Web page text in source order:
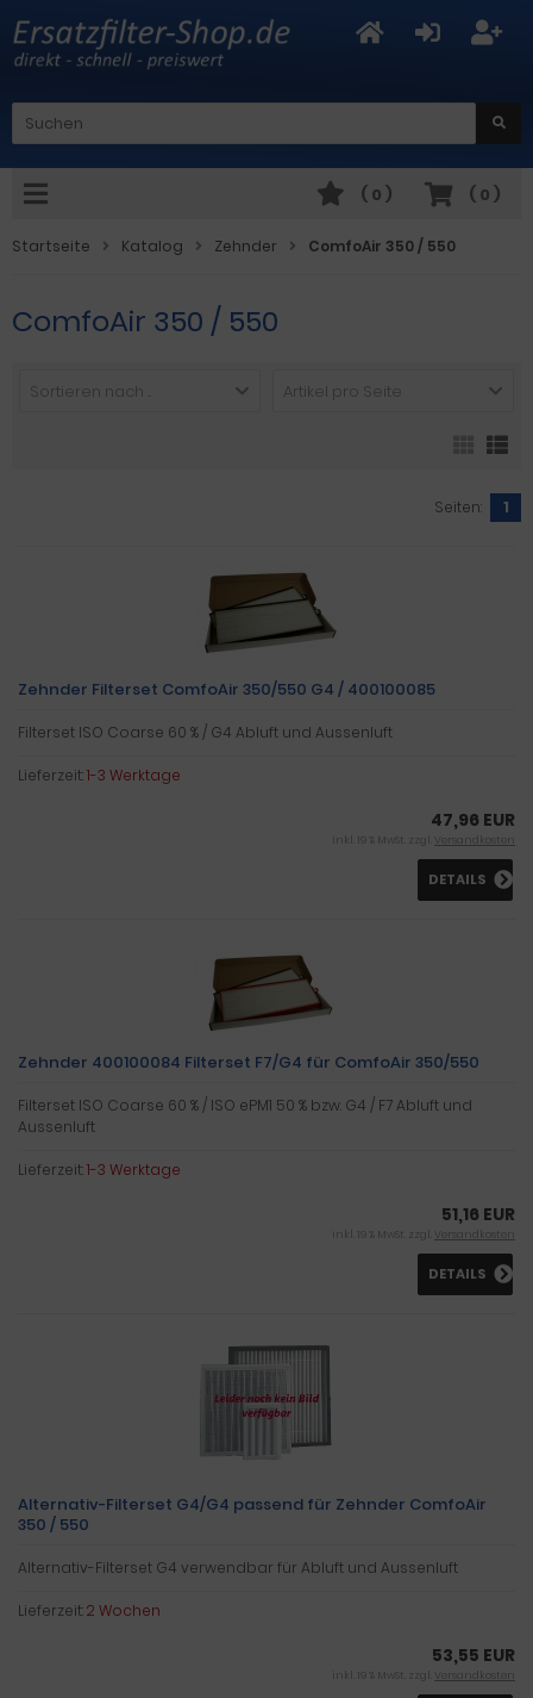
( 0 )
( 0 )
Startseite Katalog Zehnder ComfoAir 350 / 550
ComfoAir 350 / 550
Sortieren nach ... Artikel pro Seite
Seiten: 1
Zehnder Filterset ComfoAir 350/550 G4 / 400100085
Filterset ISO Coarse 60 % / G4 Abluft und Aussenluft
Lieferzeit:1-3 Werktage
47,96 EUR
inkl. 19 % MwSt. zzgl. Versandkosten
DETAILS
Zehnder 400100084 Filterset F7/G4 für ComfoAir 350/550
Filterset ISO Coarse 60 % / ISO ePM1 50 % bzw. G4 / F7 Abluft und
Aussenluft
Lieferzeit:1-3 Werktage
51,16 EUR
inkl. 19 % MwSt. zzgl. Versandkosten
DETAILS
Alternativ-Filterset G4/G4 passend für Zehnder ComfoAir
350 / 550
Alternativ-Filterset G4 verwendbar für Abluft und Aussenluft
Lieferzeit:2 Wochen
53,55 EUR
inkl. 19 % MwSt. zzgl. Versandkosten